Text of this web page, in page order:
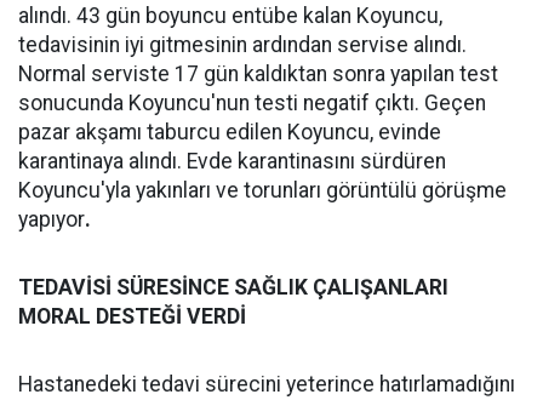
alındı. 43 gün boyuncu entübe kalan Koyuncu,
tedavisinin iyi gitmesinin ardından servise alındı.
Normal serviste 17 gün kaldıktan sonra yapılan test
sonucunda Koyuncu'nun testi negatif çıktı. Geçen
pazar akşamı taburcu edilen Koyuncu, evinde
karantinaya alındı. Evde karantinasını sürdüren
Koyuncu'yla yakınları ve torunları görüntülü görüşme
yapıyor.
TEDAVİSİ SÜRESİNCE SAĞLIK ÇALIŞANLARI
MORAL DESTEĞİ VERDİ
Hastanedeki tedavi sürecini yeterince hatırlamadığını